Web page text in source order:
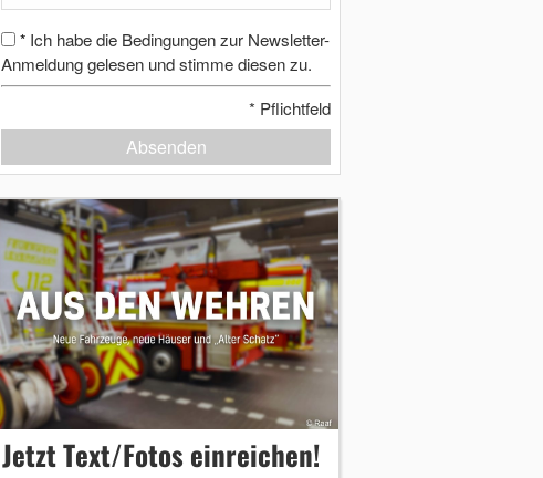
* Ich habe die Bedingungen zur Newsletter-
Anmeldung gelesen und stimme diesen zu.
* Pflichtfeld
Absenden
Jetzt Text/Fotos einreichen!